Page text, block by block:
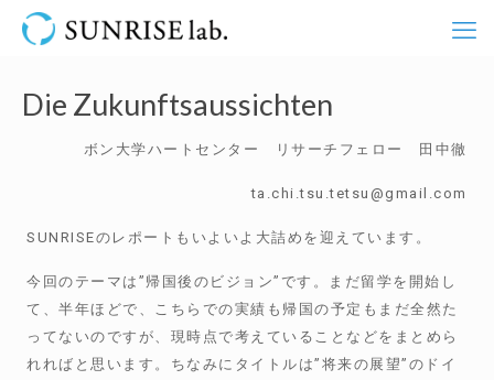
Die Zukunftsaussichten
ボン大学ハートセンター リサーチフェロー 田中徹
ta.chi.tsu.tetsu@gmail.com
SUNRISEのレポートもいよいよ大詰めを迎えています。
今回のテーマは”帰国後のビジョン”です。まだ留学を開始し
て、半年ほどで、こちらでの実績も帰国の予定もまだ全然た
ってないのですが、現時点で考えていることなどをまとめら
れればと思います。ちなみにタイトルは”将来の展望”のドイ